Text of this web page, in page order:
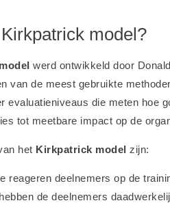
model?
werd ontwikkeld door
van de meest gebruikte
evaluatieniveaus die meten hoe
tot meetbare impact op de
het Kirkpatrick model zijn:
reageren deelnemers op de
de deelnemers